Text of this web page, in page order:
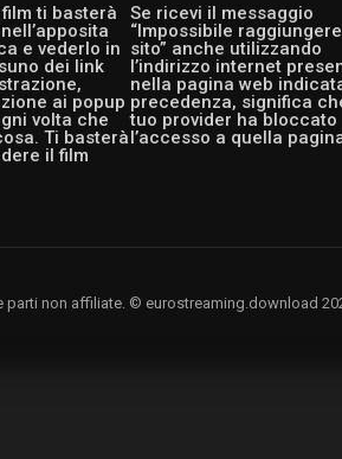
ti basterà
e vederlo in
dei link
ai popup
volta che
Ti basterà
il film
Se ricevi il messaggio
“Impossibile
sito” anche utilizzando
l’indirizzo internet
nella pagina web
precedenza, significa
tuo provider ha bloccato
l’accesso a quella
parti non affiliate. © eurostreaming.download